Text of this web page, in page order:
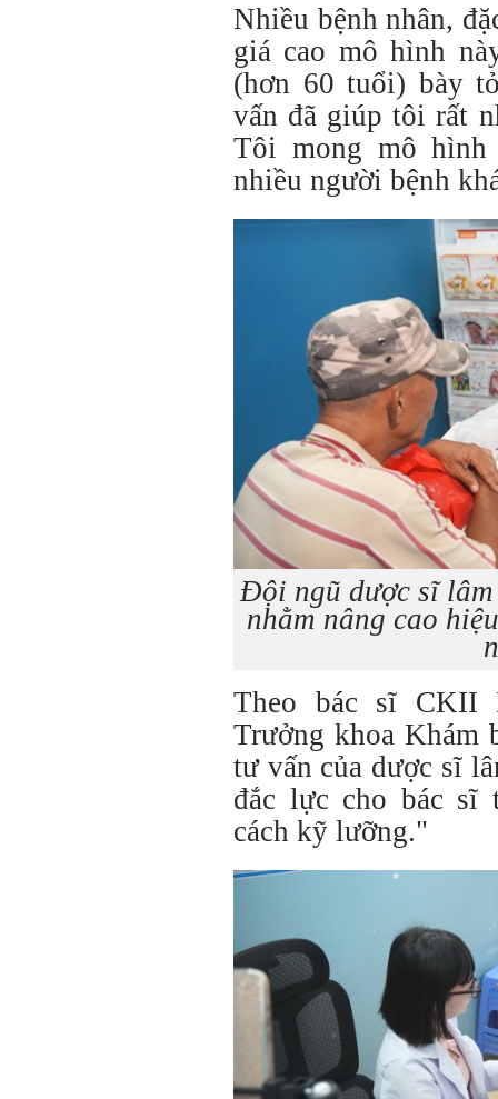
Nhiều bệnh nhân,
giá cao mô hình
(hơn 60 tuổi) bày
vấn đã giúp tôi rất
Tôi mong mô hình
nhiều người bệnh
Đội ngũ dược sĩ lâm
nhằm nâng cao
Theo bác sĩ CKII
Trưởng khoa Khám
tư vấn của dược sĩ
đắc lực cho bác sĩ
cách kỹ lưỡng."